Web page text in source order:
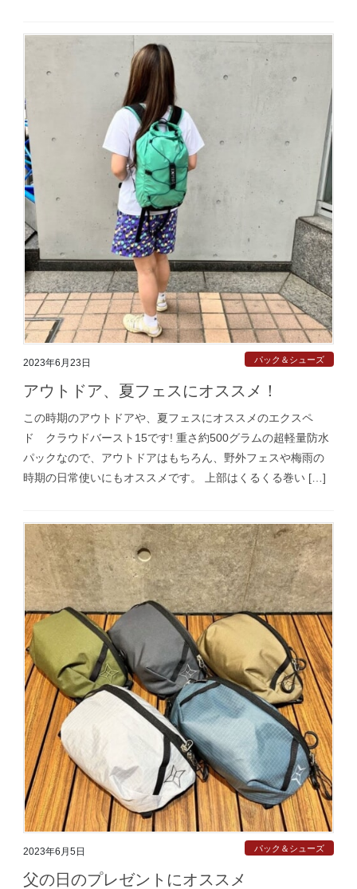
2023年6月23日 パック＆シューズ
アウトドア、夏フェスにオススメ！
この時期のアウトドアや、夏フェスにオススメのエクスペ
ド クラウドバースト15です! 重さ約500グラムの超軽量防水
パックなので、アウトドアはもちろん、野外フェスや梅雨の
時期の日常使いにもオススメです。 上部はくるくる巻い […]
2023年6月5日 パック＆シューズ
父の日のプレゼントにオススメ